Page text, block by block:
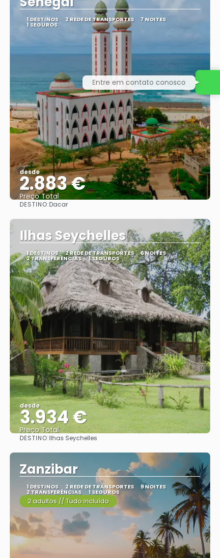
1 DESTINOS 2 REDE DE TRANSPORTES 7 NOITES
1 SEGUROS
desde
2.883 €
Preço Total
DESTINO:Dacar
Ilhas Seychelles
1 DESTINOS 2 REDE DE TRANSPORTES 6 NOITES
2 TRANSFERÊNCIAS 1 SEGUROS
desde
3.934 €
Preço Total
DESTINO:Ilhas Seychelles
Zanzibar
1 DESTINOS 2 REDE DE TRANSPORTES 9 NOITES
2 TRANSFERÊNCIAS 1 SEGUROS
2 adultos // Tudo Incluído
Entre em contato conosco